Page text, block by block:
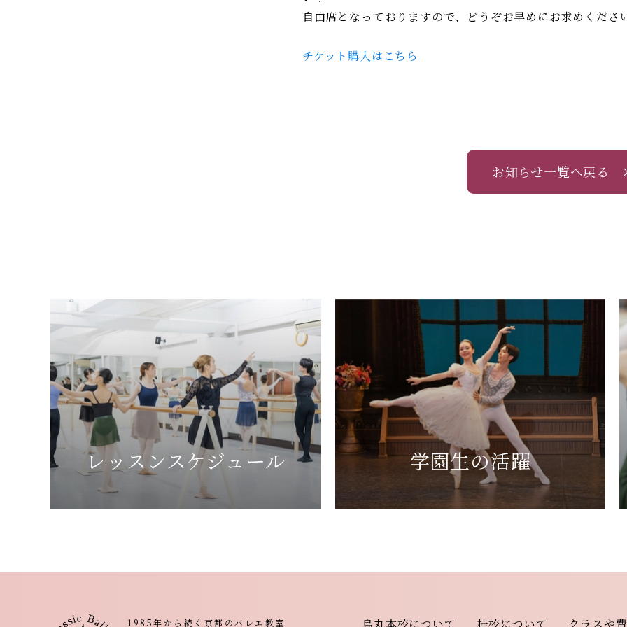
自由席となっておりますので、どうぞお早めにお求めくださ
チケット購入はこちら
お知らせ一覧へ戻る
レッスンスケジュール 学園生の活躍
1985年から続く京都のバレエ教室